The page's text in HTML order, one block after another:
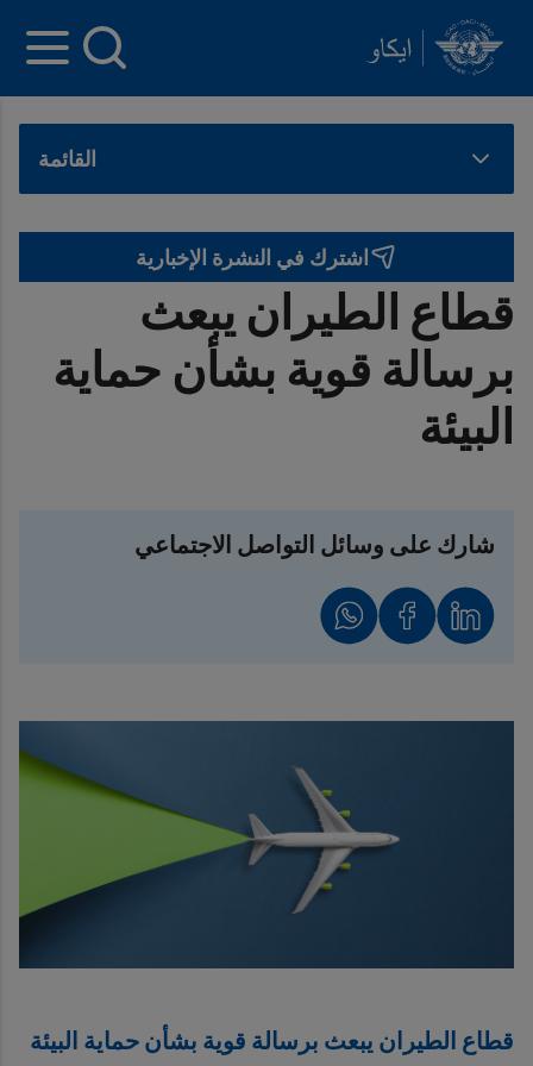
القائمة
اشترك في النشرة الإخبارية
قطاع الطيران يبعث
برسالة قوية بشأن حماية
البيئة
شارك على وسائل التواصل الاجتماعي
قطاع الطيران يبعث برسالة قوية بشأن حماية البيئة